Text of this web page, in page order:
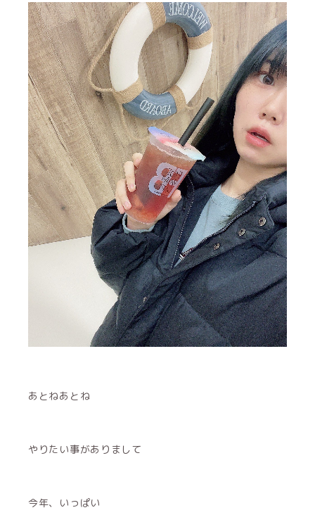
あとねあとね
やりたい事がありまして
今年、いっぱい